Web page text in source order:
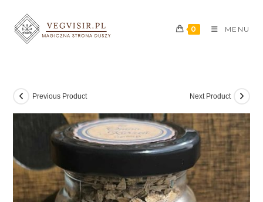
0 MENU
Previous Product Next Product